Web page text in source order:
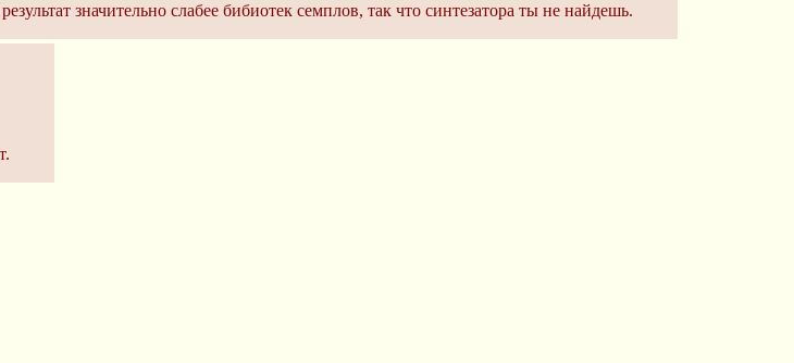
значительно слабее бибиотек семплов, так что синтезатора ты не найдешь.